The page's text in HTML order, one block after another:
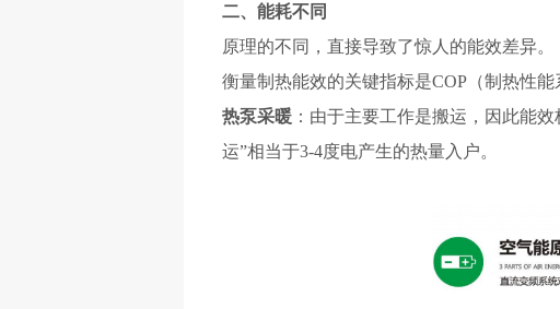
二、能耗不同
原理的不同，直接导致了惊人的能效差异。
衡量制热能效的关键指标是COP（制热性能
热泵采暖 ：由于主要工作是搬运，因此能
运”相当于3-4度电产生的热量入户。